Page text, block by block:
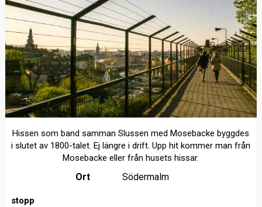
Hissen som band samman Slussen med Mosebacke byggdes
i slutet av 1800-talet. Ej längre i drift. Upp hit kommer man från
Mosebacke eller från husets hissar.
Ort Södermalm
stopp